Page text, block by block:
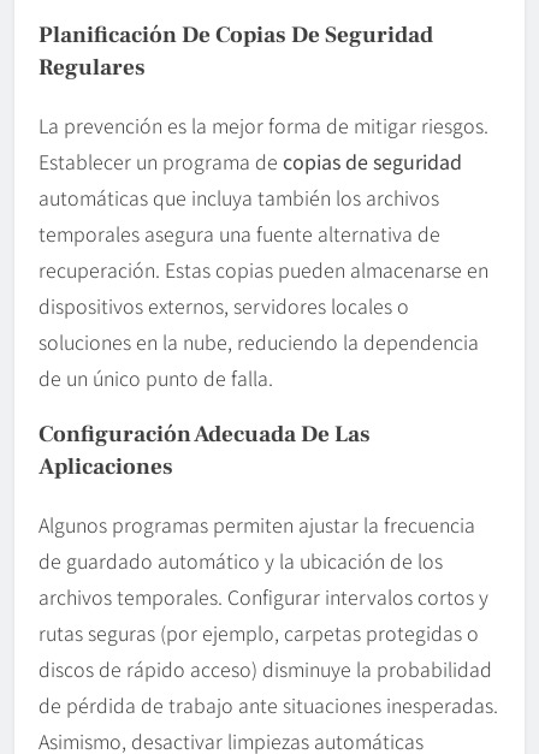
Planificación De Copias De Seguridad
Regulares
La prevención es la mejor forma de mitigar riesgos.
Establecer un programa de copias de seguridad
automáticas que incluya también los archivos
temporales asegura una fuente alternativa de
recuperación. Estas copias pueden almacenarse en
dispositivos externos, servidores locales o
soluciones en la nube, reduciendo la dependencia
de un único punto de falla.
Configuración Adecuada De Las
Aplicaciones
Algunos programas permiten ajustar la frecuencia
de guardado automático y la ubicación de los
archivos temporales. Configurar intervalos cortos y
rutas seguras (por ejemplo, carpetas protegidas o
discos de rápido acceso) disminuye la probabilidad
de pérdida de trabajo ante situaciones inesperadas.
Asimismo, desactivar limpiezas automáticas